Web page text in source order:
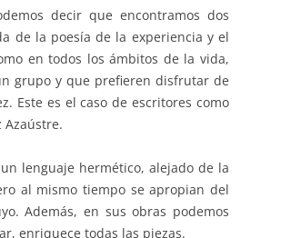
decir que encontramos dos
de la poesía de la experiencia y el
en todos los ámbitos de la vida,
grupo y que prefieren disfrutar de
Este es el caso de escritores como
Azaústre.
lenguaje hermético, alejado de la
al mismo tiempo se apropian del
Además, en sus obras podemos
enriquece todas las piezas.